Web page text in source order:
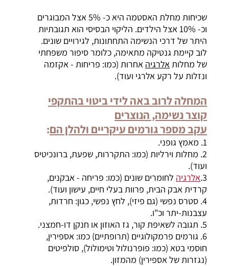
שכיחות מחלת האסטמה היא כ- 5% אצל המבוגרים
וכ- 10% אצל הילדים. הליקוי הבסיסי הוא תגובתיות
היתר של דרכי הנשימה התחתונות, לגירויים שונים.
לוב קיימת גנטיקה מתאימה, כלומר סיפור משפחתי
של מחלות אלרגיה אחרות (כמו: פריחות - אקזמה
ונזלות על רקע אלרגי ועוד).
המחלה לרוב באה לידי ביטוי בהתקפי
קוצר נשימה, הנוצרים
עקבמספרגורמים עיקריים ולהלן הם:
1. מאמץ גופני.
2. מחלות וירליות (כמו: התקררות, שפעת, ברונכיטיס
ועוד).
3. אלרגיה לחומרים שונים (כמו: פריחה - אבקנים,
קרדית אבק הבית, פרוות בעלי חיים, עישון ועוד).
4. סטרס נפשי (גם פיזי), לחץ נפשי, כגון: חרדות,
עצבנות-יתר וכ"ו.
5. תגובה לשאיפת קור, גז האוזון או חנקן דו-חמצני.
6. גורמים פרמקולוגיים (תרופתיים) כמו: אספירין,
חוסמי בטא (כמו: פופרנולול וטימולול), סולפיטים
(נגזרות של אספירין) מהמזון.